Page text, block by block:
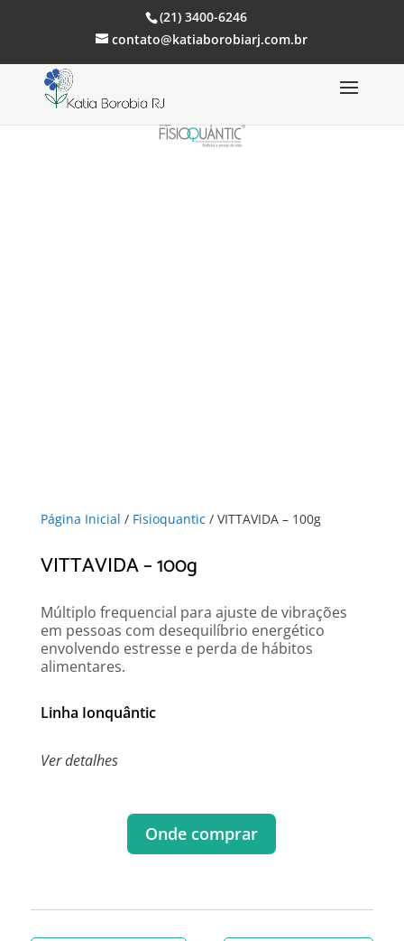
(21) 3400-6246
contato@katiaborobiarj.com.br
Página Inicial / Fisioquantic / VITTAVIDA – 100g
VITTAVIDA – 100g
Múltiplo frequencial para ajuste de vibrações
em pessoas com desequilíbrio energético
envolvendo estresse e perda de hábitos
alimentares.
Linha Ionquântic
Ver detalhes
Onde comprar